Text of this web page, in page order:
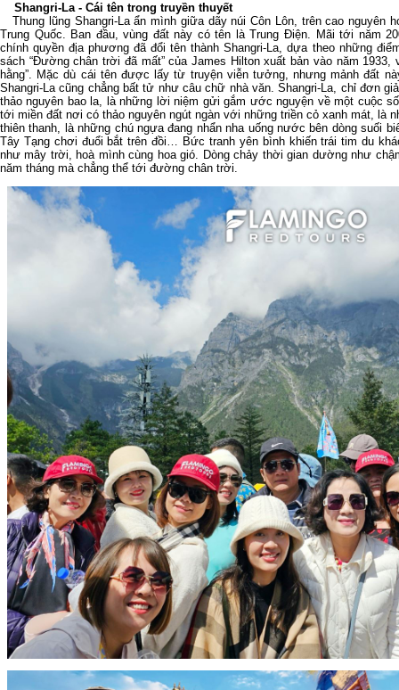
Shangri-La - Cái tên trong truyền thuyết
Thung lũng Shangri-La ẩn mình giữa dãy núi Côn Lôn, trên cao nguyên
Trung Quốc. Ban đầu, vùng đất này có tên là Trung Điện. Mãi tới năm
chính quyền địa phương đã đổi tên thành Shangri-La, dựa theo những
sách “Đường chân trời đã mất” của James Hilton xuất bản vào năm 1933,
hằng”. Mặc dù cái tên được lấy từ truyện viễn tưởng, nhưng mảnh đất
Shangri-La cũng chẳng bất tử như câu chữ nhà văn. Shangri-La, chỉ đơn
thảo nguyên bao la, là những lời niệm gửi gắm ước nguyện về một cuộc
tới miền đất nơi có thảo nguyên ngút ngàn với những triền cỏ xanh mát, là
thiên thanh, là những chú ngựa đang nhẩn nha uống nước bên dòng suối
Tây Tạng chơi đuổi bắt trên đồi… Bức tranh yên bình khiến trái tim du
như mây trời, hoà mình cùng hoa gió. Dòng chảy thời gian dường như
năm tháng mà chẳng thể tới đường chân trời.